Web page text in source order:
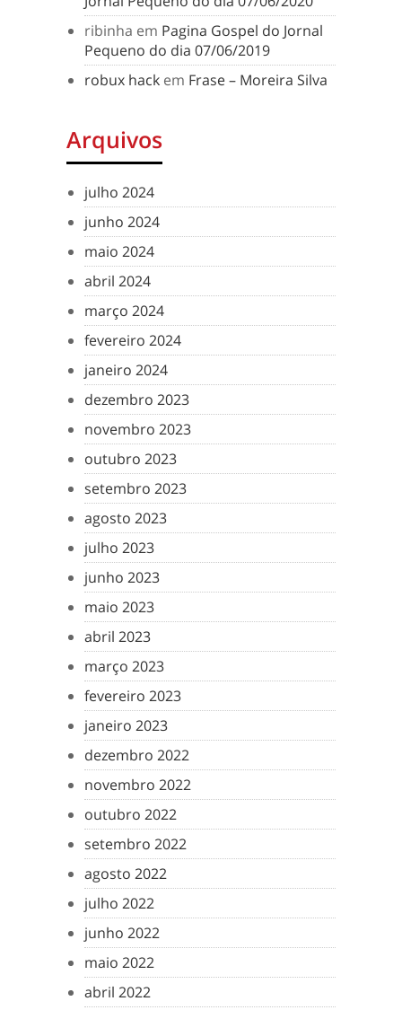
ribinha em Pagina Gospel do Jornal
Pequeno do dia 07/06/2019
robux hack em Frase – Moreira Silva
Arquivos
julho 2024
junho 2024
maio 2024
abril 2024
março 2024
fevereiro 2024
janeiro 2024
dezembro 2023
novembro 2023
outubro 2023
setembro 2023
agosto 2023
julho 2023
junho 2023
maio 2023
abril 2023
março 2023
fevereiro 2023
janeiro 2023
dezembro 2022
novembro 2022
outubro 2022
setembro 2022
agosto 2022
julho 2022
junho 2022
maio 2022
abril 2022